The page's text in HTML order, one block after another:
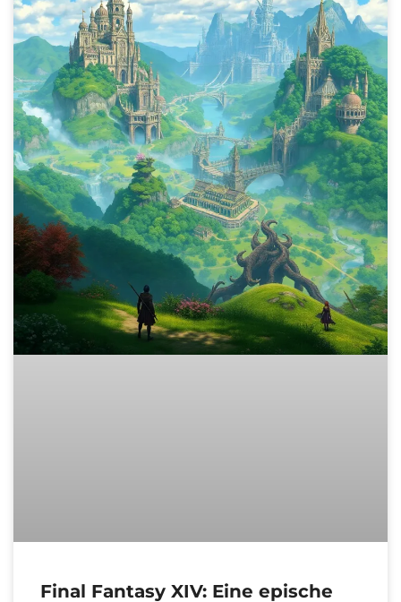
Final Fantasy XIV: Eine epische